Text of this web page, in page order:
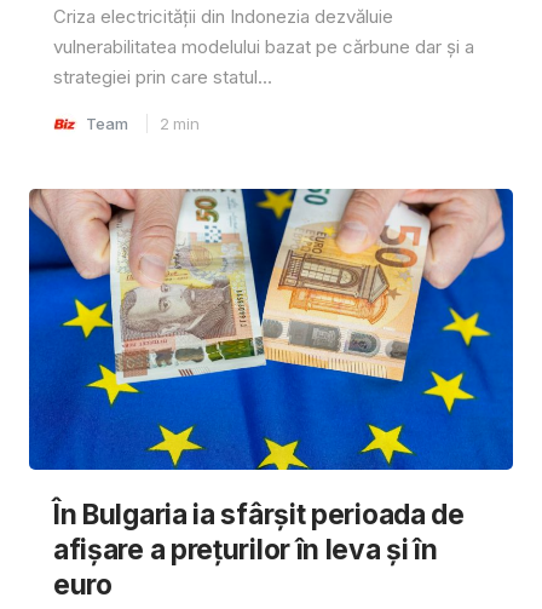
Criza electricității din Indonezia dezvăluie
vulnerabilitatea modelului bazat pe cărbune dar și a
strategiei prin care statul...
Team 2 min
În Bulgaria ia sfârşit perioada de
afișare a prețurilor în ​​leva și în
euro